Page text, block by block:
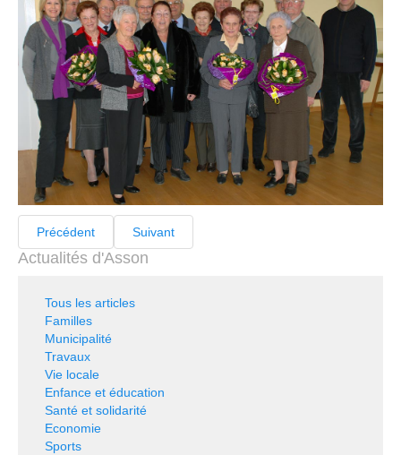
Précédent Suivant
Actualités d'Asson
Tous les articles
Familles
Municipalité
Travaux
Vie locale
Enfance et éducation
Santé et solidarité
Economie
Sports